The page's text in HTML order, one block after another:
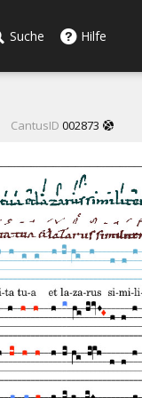
Suche Hilfe
CantusID 002873